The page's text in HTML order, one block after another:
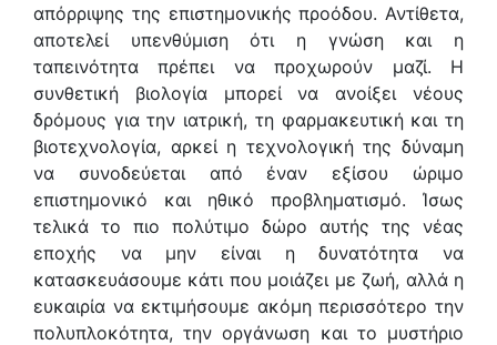
απόρριψης της επιστημονικής προόδου. Αντίθετα,
αποτελεί υπενθύμιση ότι η γνώση και η
ταπεινότητα πρέπει να προχωρούν μαζί. Η
συνθετική βιολογία μπορεί να ανοίξει νέους
δρόμους για την ιατρική, τη φαρμακευτική και τη
βιοτεχνολογία, αρκεί η τεχνολογική της δύναμη
να συνοδεύεται από έναν εξίσου ώριμο
επιστημονικό και ηθικό προβληματισμό. Ίσως
τελικά το πιο πολύτιμο δώρο αυτής της νέας
εποχής να μην είναι η δυνατότητα να
κατασκευάσουμε κάτι που μοιάζει με ζωή, αλλά η
ευκαιρία να εκτιμήσουμε ακόμη περισσότερο την
πολυπλοκότητα, την οργάνωση και το μυστήριο